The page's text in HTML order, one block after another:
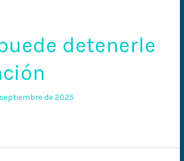
detenerle
de 2025